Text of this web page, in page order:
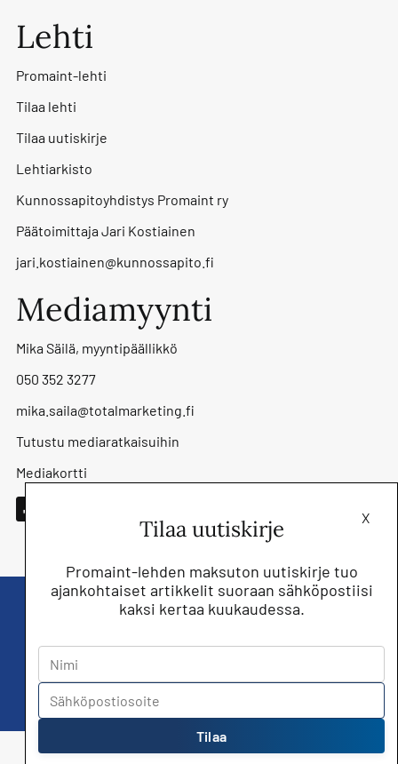
Lehti
Promaint-lehti
Tilaa lehti
Tilaa uutiskirje
Lehtiarkisto
Kunnossapitoyhdistys Promaint ry
Päätoimittaja Jari Kostiainen
jari.kostiainen@kunnossapito.fi
Mediamyynti
Mika Säilä, myyntipäällikkö
050 352 3277
mika.saila@totalmarketing.fi
Tutustu mediaratkaisuihin
Mediakortti
jäsenetujen lisäksi!
X
Tilaa uutiskirje
Promaint-lehden maksuton uutiskirje tuo
ajankohtaiset artikkelit suoraan sähköpostiisi
kaksi kertaa kuukaudessa.
Tilaa